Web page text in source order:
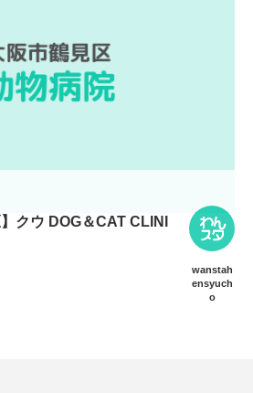
【滋賀/大津市】
デーアフタヌーン)
ッグラン」
2022.07.21